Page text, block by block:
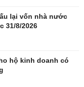
lại vốn nhà nước
31/8/2026
hộ kinh doanh có